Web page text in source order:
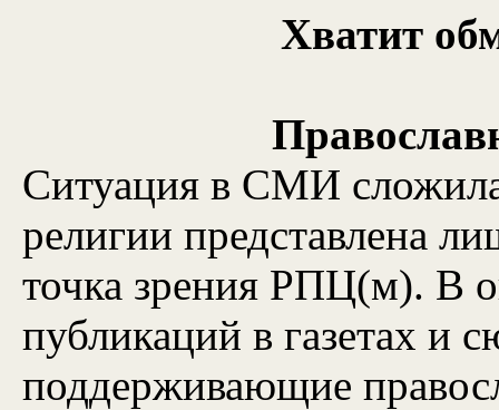
Хватит
Ситуация в СМИ
религии представлена
точка зрения РПЦ(м). В
публикаций в газетах и
поддерживающие